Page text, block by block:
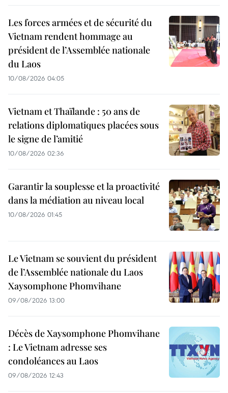
Les forces armées et de sécurité du
Vietnam rendent hommage au
président de l’Assemblée nationale
du Laos
10/08/2026 04:05
Vietnam et Thaïlande : 50 ans de
relations diplomatiques placées sous
le signe de l’amitié
10/08/2026 02:36
Garantir la souplesse et la proactivité
dans la médiation au niveau local
10/08/2026 01:45
Le Vietnam se souvient du président
de l’Assemblée nationale du Laos
Xaysomphone Phomvihane
09/08/2026 13:00
Décès de Xaysomphone Phomvihane
: Le Vietnam adresse ses
condoléances au Laos
09/08/2026 12:43